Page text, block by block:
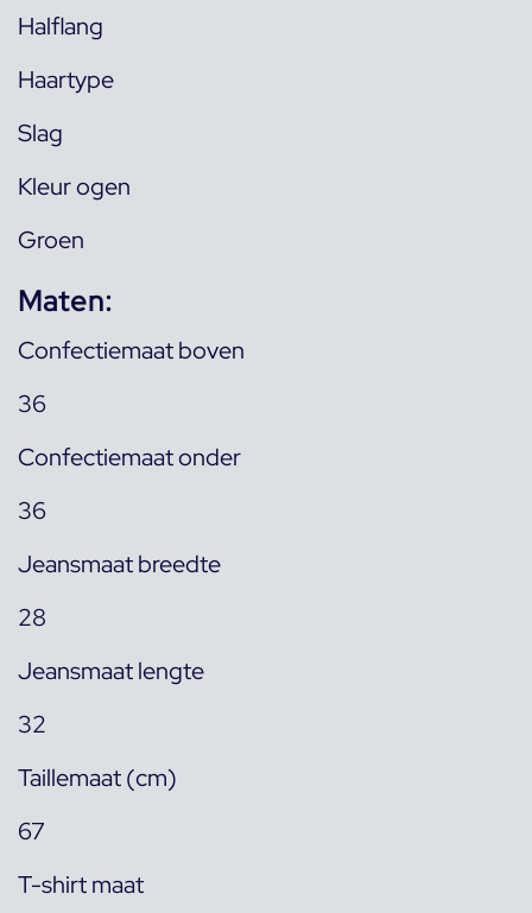
Halflang
Haartype
Slag
Kleur ogen
Groen
Maten:
Confectiemaat boven
36
Confectiemaat onder
36
Jeansmaat breedte
28
Jeansmaat lengte
32
Taillemaat (cm)
67
T-shirt maat